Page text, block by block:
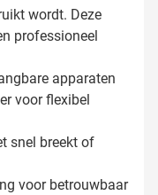
wordt. Deze
professioneel
apparaten
voor flexibel
snel breekt of
voor betrouwbaar